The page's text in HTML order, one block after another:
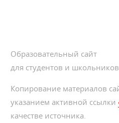
Образовательный сайт
для студентов и школьников
Копирование материалов
указанием активной ссылки
качестве источника.